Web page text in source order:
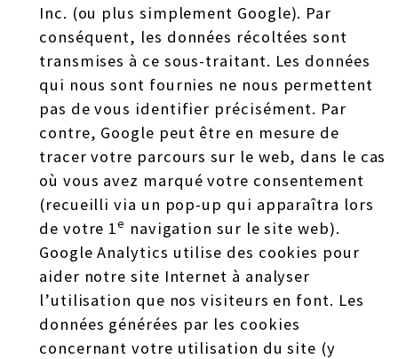
Inc. (ou plus simplement Google). Par
conséquent, les données récoltées sont
transmises à ce sous-traitant. Les données
qui nous sont fournies ne nous permettent
pas de vous identifier précisément. Par
contre, Google peut être en mesure de
tracer votre parcours sur le web, dans le cas
où vous avez marqué votre consentement
(recueilli via un pop-up qui apparaîtra lors
de votre 1e navigation sur le site web).
Google Analytics utilise des cookies pour
aider notre site Internet à analyser
l’utilisation que nos visiteurs en font. Les
données générées par les cookies
concernant votre utilisation du site (y